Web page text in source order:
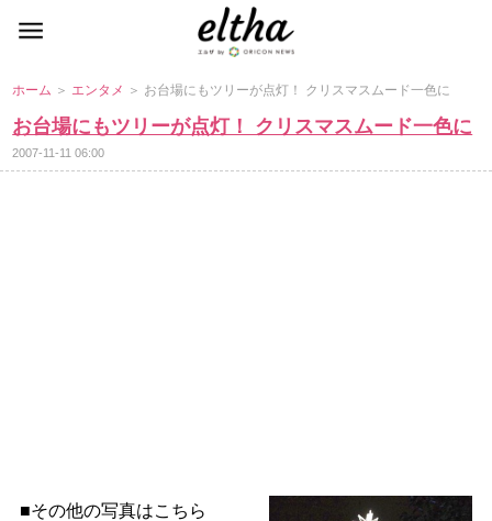
ホーム ＞ エンタメ ＞ お台場にもツリーが点灯！ クリスマスムード一色に
お台場にもツリーが点灯！ クリスマスムード一色に
2007-11-11 06:00
■その他の写真はこちら